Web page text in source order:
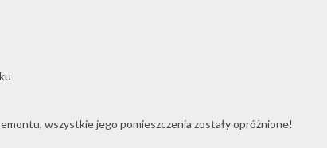
wszystkie jego pomieszczenia zostały opróżnione!